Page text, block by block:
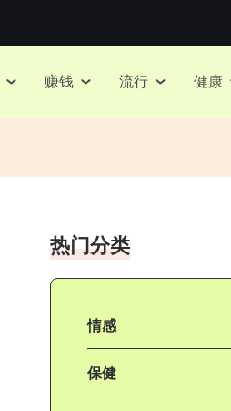
赚钱 流行 健康
热门分类
情感
保健